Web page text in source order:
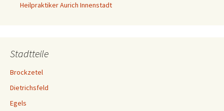
Heilpraktiker Aurich Innenstadt
Stadtteile
Brockzetel
Dietrichsfeld
Egels